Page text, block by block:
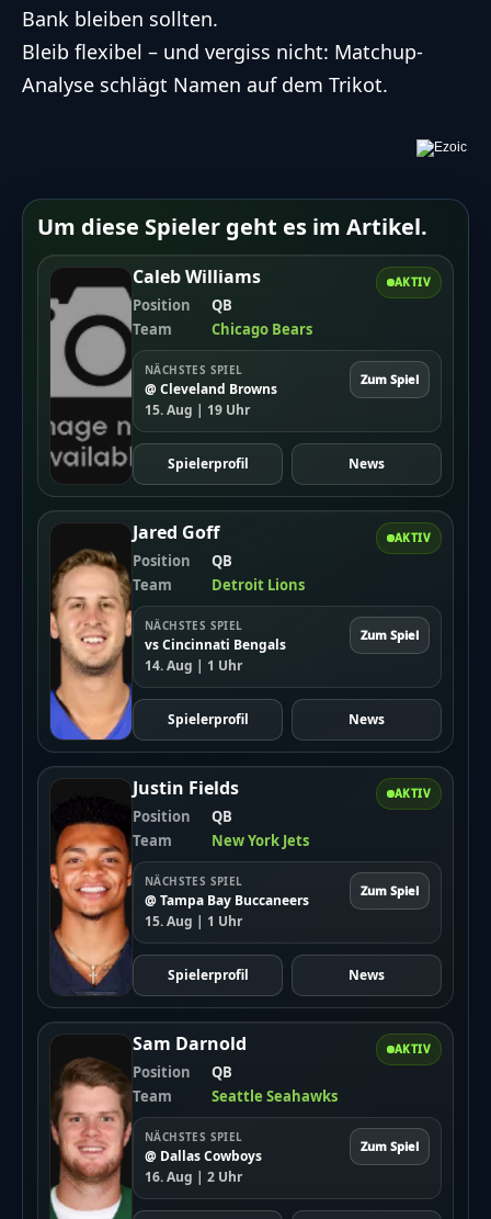
Bank bleiben sollten.
Bleib flexibel – und vergiss nicht: Matchup-
Analyse schlägt Namen auf dem Trikot.
Um diese Spieler geht es im Artikel.
AKTIV
Caleb Williams
Position
QB
Team
Chicago Bears
NÄCHSTES SPIEL
@ Cleveland Browns
15. Aug | 19 Uhr
Zum Spiel
Spielerprofil News
AKTIV
Jared Goff
Position
QB
Team
Detroit Lions
NÄCHSTES SPIEL
vs Cincinnati Bengals
14. Aug | 1 Uhr
Zum Spiel
Spielerprofil News
AKTIV
Justin Fields
Position
QB
Team
New York Jets
NÄCHSTES SPIEL
@ Tampa Bay Buccaneers
15. Aug | 1 Uhr
Zum Spiel
Spielerprofil News
AKTIV
Sam Darnold
Position
QB
Team
Seattle Seahawks
NÄCHSTES SPIEL
@ Dallas Cowboys
16. Aug | 2 Uhr
Zum Spiel